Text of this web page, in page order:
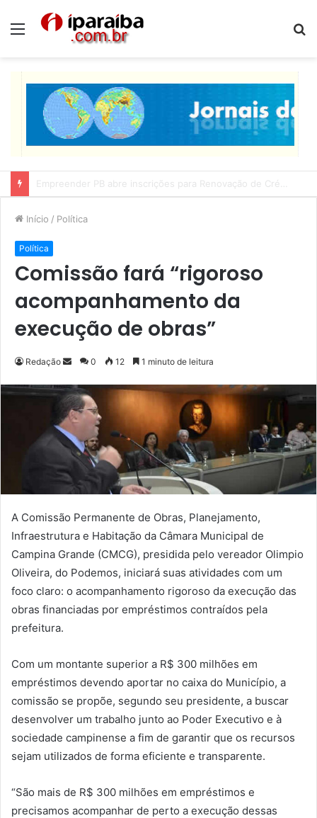
Menu
Início / Política
Política
Comissão fará “rigoroso
acompanhamento da
execução de obras”
Redação
n
d
u
m
e
-
m
a
0 12 1 minuto de leitura
A Comissão Permanente de Obras, Planejamento,
Infraestrutura e Habitação da Câmara Municipal de
Campina Grande (CMCG), presidida pelo vereador Olimpio
Oliveira, do Podemos, iniciará suas atividades com um
foco claro: o acompanhamento rigoroso da execução das
obras financiadas por empréstimos contraídos pela
prefeitura.
Com um montante superior a R$ 300 milhões em
empréstimos devendo aportar no caixa do Município, a
comissão se propõe, segundo seu presidente, a buscar
desenvolver um trabalho junto ao Poder Executivo e à
sociedade campinense a fim de garantir que os recursos
sejam utilizados de forma eficiente e transparente.
“São mais de R$ 300 milhões em empréstimos e
precisamos acompanhar de perto a execução dessas